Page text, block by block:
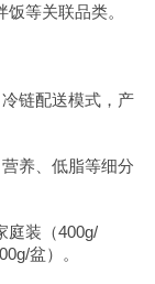
等关联品类。
链配送模式，产
养、低脂等细分
庭装（400g/
盆）。